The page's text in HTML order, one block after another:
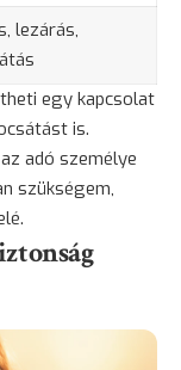
lezárás,
egy kapcsolat
is.
adó személye
szükségem,